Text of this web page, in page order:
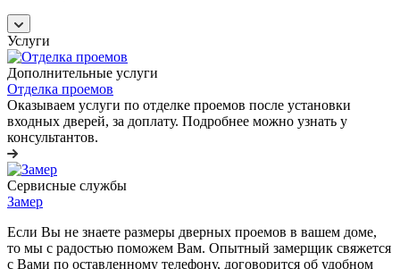
Услуги
Дополнительные услуги
Отделка проемов
Оказываем услуги по отделке проемов после установки
входных дверей, за доплату. Подробнее можно узнать у
консультантов.
Сервисные службы
Замер
Если Вы не знаете размеры дверных проемов в вашем доме,
то мы с радостью поможем Вам. Опытный замерщик свяжется
с Вами по оставленному телефону, договорится об удобном